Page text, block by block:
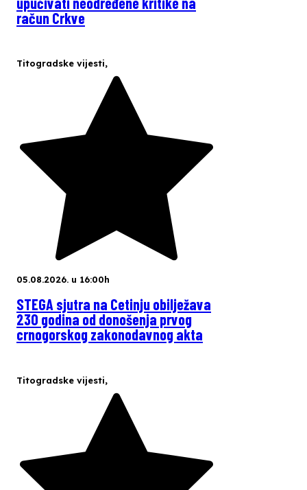
račun Crkve
Titogradske vijesti,
05.08.2026. u 16:00h
STEGA sjutra na Cetinju obilježava
230 godina od donošenja prvog
crnogorskog zakonodavnog akta
Titogradske vijesti,